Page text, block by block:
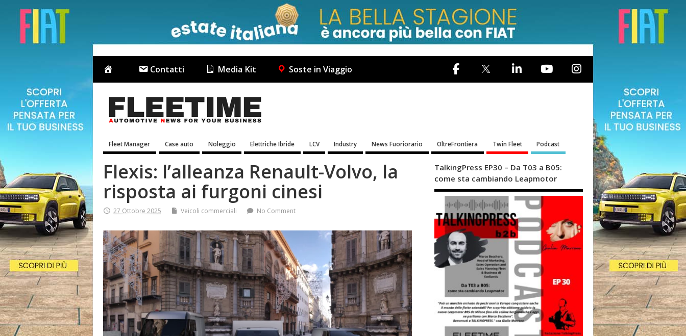
Contatti Media Kit Soste in Viaggio
Fleet Manager Case auto Noleggio Elettriche Ibride LCV Industry News Fuoriorario OltreFrontiera Twin Fleet Podcast
Flexis: l’alleanza Renault-Volvo, la
risposta ai furgoni cinesi
27 Ottobre 2025 Veicoli commerciali No Comment
TalkingPress EP30 – Da T03 a B05:
come sta cambiando Leapmotor